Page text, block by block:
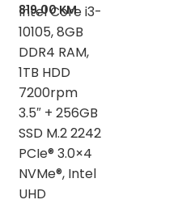
819,00KM
Intel Core i3-
10105, 8GB
DDR4 RAM,
1TB HDD
7200rpm
3.5″ + 256GB
SSD M.2 2242
PCIe® 3.0×4
NVMe®, Intel
UHD